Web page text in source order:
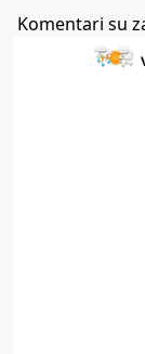
Komentari su